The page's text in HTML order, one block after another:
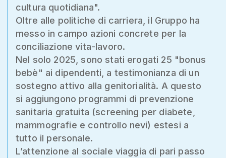
cultura quotidiana".
Oltre alle politiche di carriera, il Gruppo ha
messo in campo azioni concrete per la
conciliazione vita-lavoro.
Nel solo 2025, sono stati erogati 25 "bonus
bebè" ai dipendenti, a testimonianza di un
sostegno attivo alla genitorialità. A questo
si aggiungono programmi di prevenzione
sanitaria gratuita (screening per diabete,
mammografie e controllo nevi) estesi a
tutto il personale.
L’attenzione al sociale viaggia di pari passo